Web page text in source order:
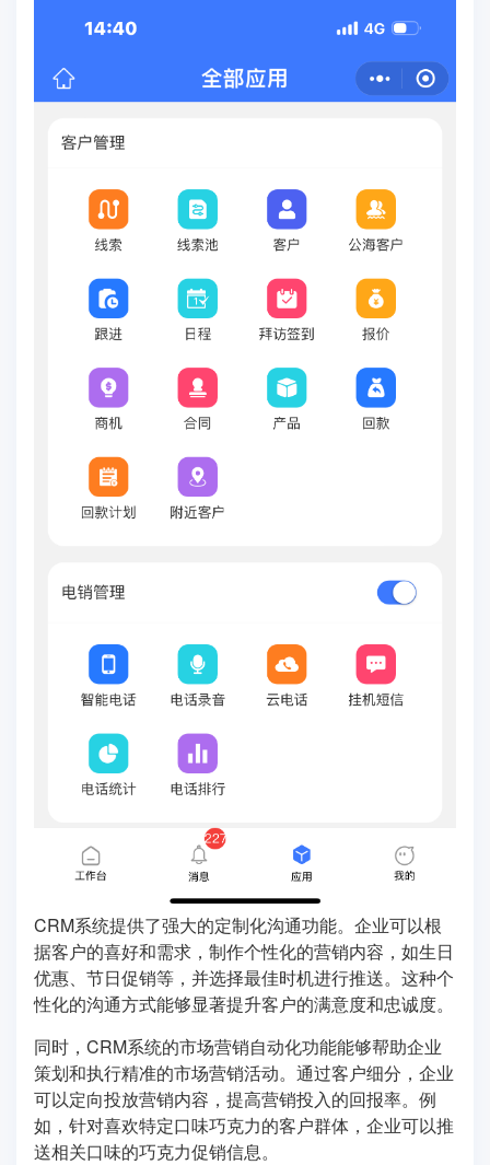
CRM系统提供了强大的定制化沟通功能。企业可以根
据客户的喜好和需求，制作个性化的营销内容，如生日
优惠、节日促销等，并选择最佳时机进行推送。这种个
性化的沟通方式能够显著提升客户的满意度和忠诚度。
同时，CRM系统的市场营销自动化功能能够帮助企业
策划和执行精准的市场营销活动。通过客户细分，企业
可以定向投放营销内容，提高营销投入的回报率。例
如，针对喜欢特定口味巧克力的客户群体，企业可以推
送相关口味的巧克力促销信息。